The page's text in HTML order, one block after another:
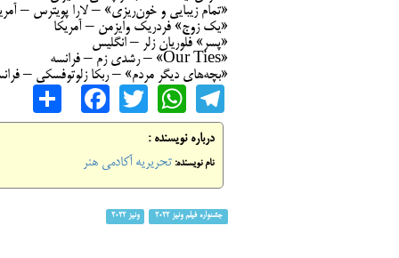
«تمام زیبایی و خون‌ریزی» – لارا پویترس –
«یک زوج» فردریک وایزمن – آمریکا
«پسر» فلوریان زلر – انگلیس
«Our Ties» – رشدی زم – فرانسه
«بچه‌های دیگر مردم» – ربکا زلوتوفسکی –
Telegram
WhatsApp
Twitter
درباره نویسنده :
نام نویسنده: تحریریه آکادمی هنر
جشنواره فیلم ونیز ۲۰۲۲ ونیز ۲۰۲۲